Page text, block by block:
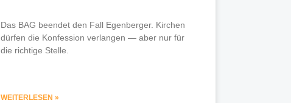
Das BAG beendet den Fall Egenberger. Kirchen
dürfen die Konfession verlangen — aber nur für
die richtige Stelle.
WEITERLESEN »